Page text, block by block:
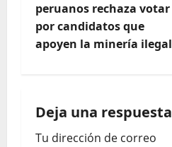
peruanos rechaza votar
por candidatos que
apoyen la minería ilegal
Deja una respuesta
Tu dirección de correo